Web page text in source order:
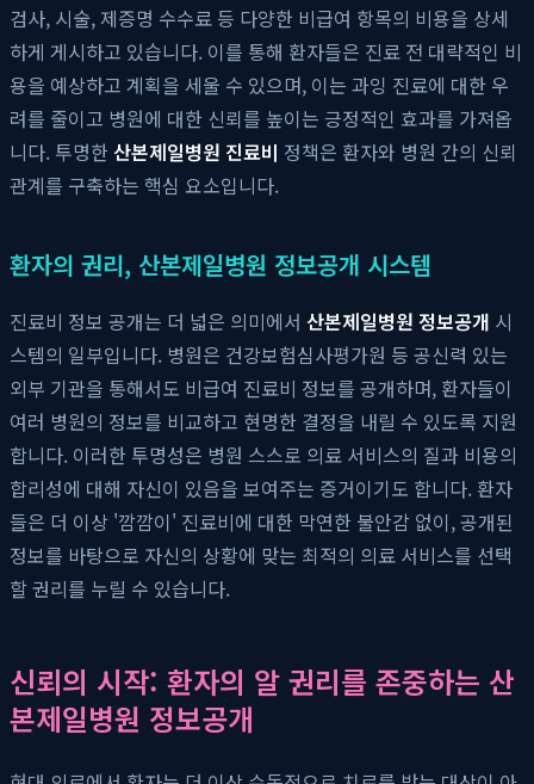
검사, 시술, 제증명 수수료 등 다양한 비급여 항목의 비용을 상세
하게 게시하고 있습니다. 이를 통해 환자들은 진료 전 대략적인 비
용을 예상하고 계획을 세울 수 있으며, 이는 과잉 진료에 대한 우
려를 줄이고 병원에 대한 신뢰를 높이는 긍정적인 효과를 가져옵
니다. 투명한 산본제일병원 진료비 정책은 환자와 병원 간의 신뢰
관계를 구축하는 핵심 요소입니다.
환자의 권리, 산본제일병원 정보공개 시스템
진료비 정보 공개는 더 넓은 의미에서 산본제일병원 정보공개 시
스템의 일부입니다. 병원은 건강보험심사평가원 등 공신력 있는
외부 기관을 통해서도 비급여 진료비 정보를 공개하며, 환자들이
여러 병원의 정보를 비교하고 현명한 결정을 내릴 수 있도록 지원
합니다. 이러한 투명성은 병원 스스로 의료 서비스의 질과 비용의
합리성에 대해 자신이 있음을 보여주는 증거이기도 합니다. 환자
들은 더 이상 '깜깜이' 진료비에 대한 막연한 불안감 없이, 공개된
정보를 바탕으로 자신의 상황에 맞는 최적의 의료 서비스를 선택
할 권리를 누릴 수 있습니다.
신뢰의 시작: 환자의 알 권리를 존중하는 산
본제일병원 정보공개